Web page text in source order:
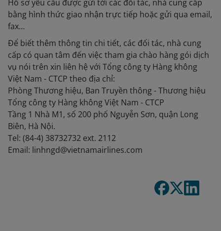
Hồ sơ yêu cầu được gửi tới các đối tác, nhà cung cấp
bằng hình thức giao nhận trực tiếp hoặc gửi qua email,
fax…
Để biết thêm thông tin chi tiết, các đối tác, nhà cung
cấp có quan tâm đến việc tham gia chào hàng gói dịch
vụ nói trên xin liên hệ với Tổng công ty Hàng không
Việt Nam - CTCP theo địa chỉ:
Phòng Thương hiệu, Ban Truyền thông - Thương hiệu
Tổng công ty Hàng không Việt Nam - CTCP
Tầng 1 Nhà M1, số 200 phố Nguyễn Sơn, quận Long
Biên, Hà Nội.
Tel: (84-4) 38732732 ext. 2112
Email: linhngd@vietnamairlines.com